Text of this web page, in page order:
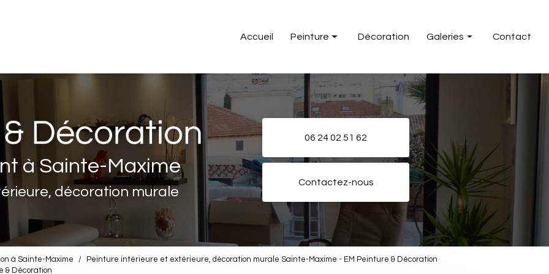
Accueil Peinture
Peinture intérieure
Peinture extérieure
Décoration Galeries
Peinture
Décoration
Contact
à Sainte-Maxime
décoration murale
06 24 02 51 62
Contactez-nous
à Sainte-Maxime
Peinture intérieure et extérieure, décoration murale Sainte-Maxime - EM Peinture & Décoration
& Décoration